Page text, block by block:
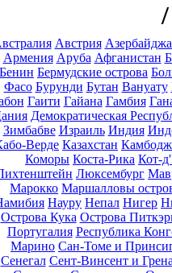
Австрия
Армения Аруба Афганистан
Бенин Бермудские острова
Фасо Бурунди Бутан Вануату
Гаити Гайана Гамбия
Демократическая
Зимбабве Израиль Индия
Верде Казахстан
Коморы Коста-Рика Кот-
Люксембург
Марокко Маршалловы
Науру Непал Нигер
Острова Кука Острова
Португалия Республика
Марино Сан-Томе и
Сенегал Сент-Винсент и